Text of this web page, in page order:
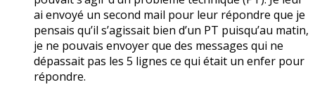
ai envoyé un second mail pour leur répondre que je
pensais qu’il s’agissait bien d’un PT puisqu’au matin,
je ne pouvais envoyer que des messages qui ne
dépassait pas les 5 lignes ce qui était un enfer pour
répondre.